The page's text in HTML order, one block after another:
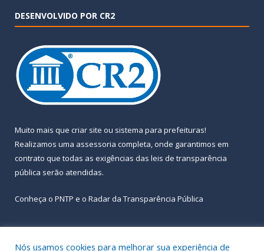
DESENVOLVIDO POR CR2
Muito mais que criar site ou sistema para prefeituras!
Realizamos uma assessoria completa, onde garantimos em
contrato que todas as exigências das leis de transparência
pública serão atendidas.
Conheça o PNTP e o Radar da Transparência Pública
Nós usamos cookies para melhorar sua experiência de